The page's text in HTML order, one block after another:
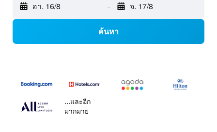
อา. 16/8 - จ. 17/8
ค้นหา
...และอีก
มากมาย